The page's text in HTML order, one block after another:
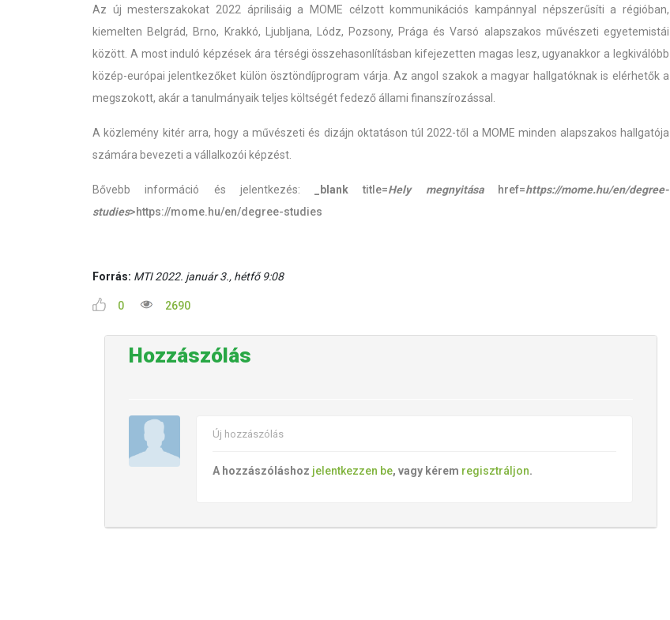
Az új mesterszakokat 2022 áprilisáig a MOME célzott kommunikációs kampánnyal népszerűsíti a régióban,
kiemelten Belgrád, Brno, Krakkó, Ljubljana, Lódz, Pozsony, Prága és Varsó alapszakos művészeti egyetemistái
között. A most induló képzések ára térségi összehasonlításban kifejezetten magas lesz, ugyanakkor a legkiválóbb
közép-európai jelentkezőket külön ösztöndíjprogram várja. Az angol szakok a magyar hallgatóknak is elérhetők a
megszokott, akár a tanulmányaik teljes költségét fedező állami finanszírozással.
A közlemény kitér arra, hogy a művészeti és dizájn oktatáson túl 2022-től a MOME minden alapszakos hallgatója
számára bevezeti a vállalkozói képzést.
Bővebb információ és jelentkezés: _blank title=Hely megnyitásahref=https://mome.hu/en/degree-
studies>https://mome.hu/en/degree-studies
Forrás: MTI 2022. január 3., hétfő 9:08
0 2690
Hozzászólás
Új hozzászólás
A hozzászóláshoz jelentkezzen be, vagy kérem regisztráljon.